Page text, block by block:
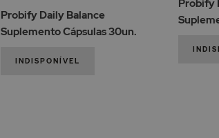
Desejos
Probify Daily Balance
Suplemento Cápsulas 30un.
INDISPONÍVEL
Probify